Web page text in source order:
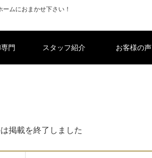
ムにおまかせ下さい！
門 スタッフ紹介 お客様の声
掲載を終了しました